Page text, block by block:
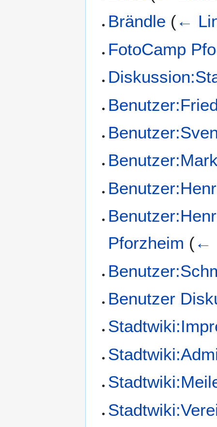
Brändle (←
FotoCamp
Pforzheim (←
Benutzer